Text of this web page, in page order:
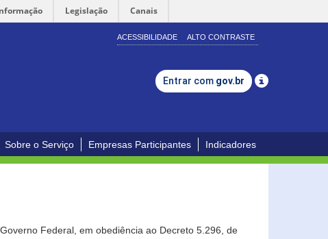
Legislação Canais
ACESSIBILIDADE ALTO CONTRASTE
Entrar com gov.br
Sobre o Serviço Empresas Participantes Indicadores
Federal, em obediência ao Decreto 5.296, de